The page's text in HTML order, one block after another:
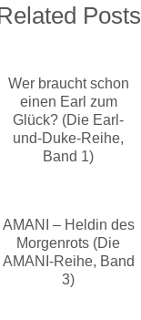
Posts
Wer braucht schon
einen Earl zum
Glück? (Die Earl-
und-Duke-Reihe,
Band 1)
AMANI – Heldin des
Morgenrots (Die
AMANI-Reihe, Band
3)